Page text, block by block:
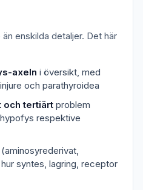
enskilda detaljer. Det här
axeln i översikt, med
och parathyroidea
och tertiärt problem
respektive
(aminosyrederivat,
syntes, lagring, receptor